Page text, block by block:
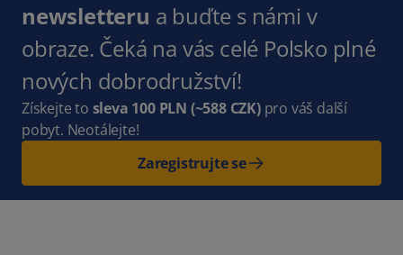
newsletteru a buďte s námi v
obraze. Čeká na vás celé Polsko plné
nových dobrodružství!
Získejte to sleva 100 PLN (~588 CZK) pro váš další
pobyt. Neotálejte!
Zaregistrujte se